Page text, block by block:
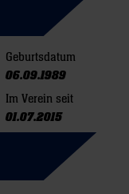
Geburtsdatum
06.09.1989
Im Verein seit
01.07.2015